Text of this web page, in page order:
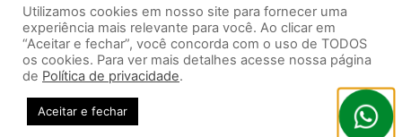
Desenvolvimento de sites por Agência Subversiva
Utilizamos cookies em nosso site para fornecer uma
experiência mais relevante para você. Ao clicar em
“Aceitar e fechar”, você concorda com o uso de TODOS
os cookies. Para ver mais detalhes acesse nossa página
de Política de privacidade.
Aceitar e fechar